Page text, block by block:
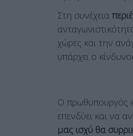
Στη συνέχεια
χώρες και την
υπάρχει ο
Ο πρωθυπουργός
επενδύει και να
μας ισχύ θα